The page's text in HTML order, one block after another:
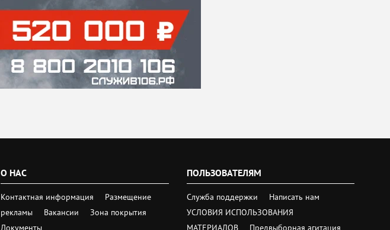
О НАС
Контактная информация
Размещение
рекламы
Вакансии
Зона покрытия
Документы
ПОЛЬЗОВАТЕЛЯМ
Служба поддержки
Написать нам
УСЛОВИЯ ИСПОЛЬЗОВАНИЯ
МАТЕРИАЛОВ
Предвыборная агитация